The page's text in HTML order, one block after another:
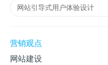
营销观点
网站建设